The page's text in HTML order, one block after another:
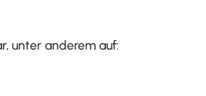
unter anderem auf: